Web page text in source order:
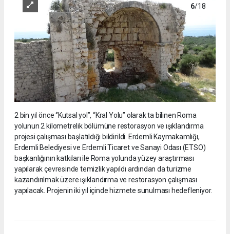
6/18
2 bin yıl önce ‘’Kutsal yol’’, “Kral Yolu” olarak ta bilinen Roma
yolunun 2 kilometrelik bölümüne restorasyon ve ışıklandırma
projesi çalışması başlatıldığı bildirildi. Erdemli Kaymakamlığı,
Erdemli Belediyesi ve Erdemli Ticaret ve Sanayi Odası (ETSO)
başkanlığının katkıları ile Roma yolunda yüzey araştırması
yapılarak çevresinde temizlik yapıldı ardından da turizme
kazandırılmak üzere ışıklandırma ve restorasyon çalışması
yapılacak. Projenin iki yıl içinde hizmete sunulması hedefleniyor.